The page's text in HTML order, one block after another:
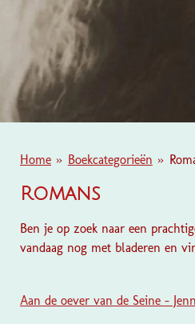
Home » Boekcategorieën »
Romans
Ben je op zoek naar een
vandaag nog met bladeren en
Aan de oever van de Seine -